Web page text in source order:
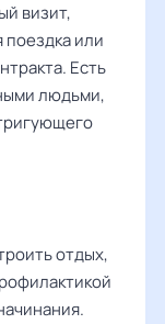
визит,
или
Есть
людьми,
отдых,